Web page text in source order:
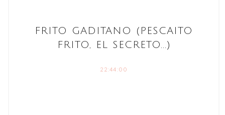
FRITO GADITANO (PESCAITO
FRITO, EL SECRETO...)
22:44:00